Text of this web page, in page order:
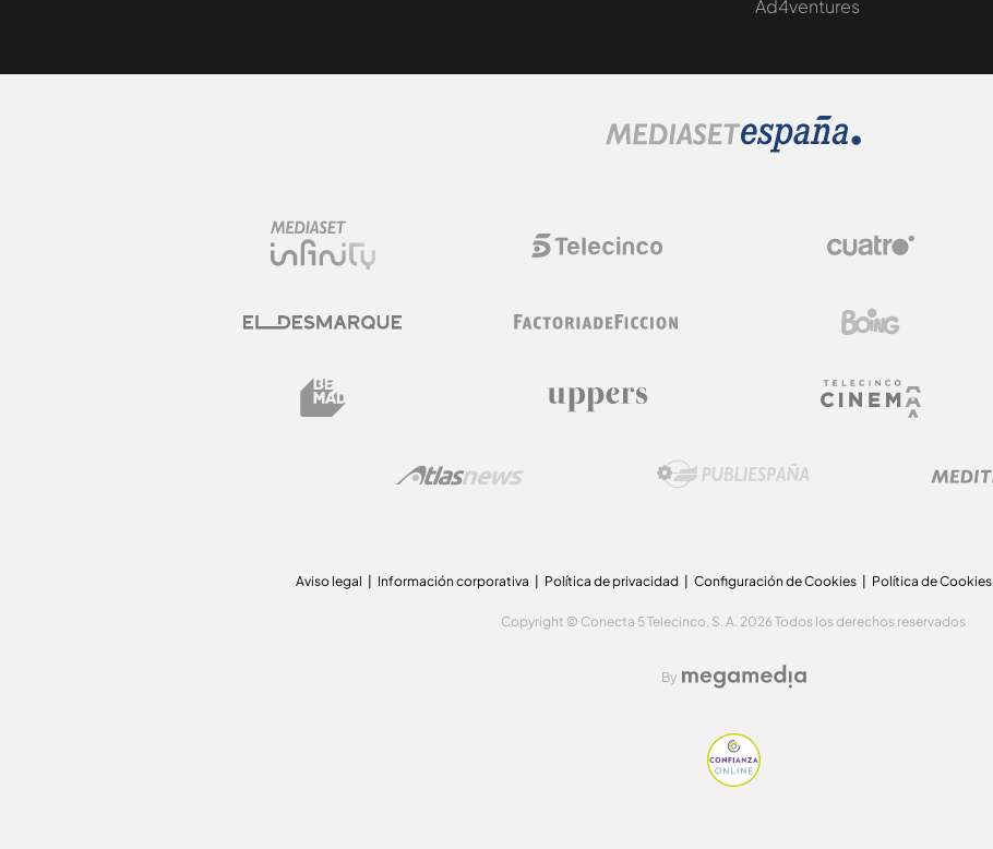
Ad4ventures
Aviso legal Información corporativa Política de privacidad Configuración de Cookies Política de Cookies
Copyright © Conecta 5 Telecinco, S. A. 2026 Todos los derechos reservados
By